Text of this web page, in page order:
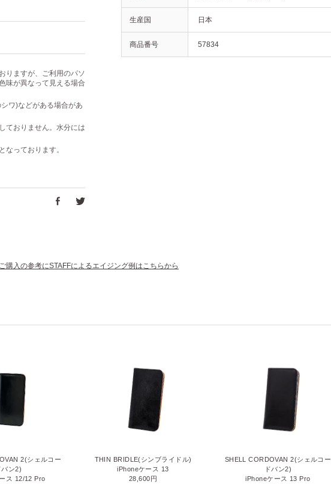
ますが、ご利用のパソ
味が異なって見える場合
ワ)などがある場合があ
おりません。水分には
っております。
生産国 日本
商品番号 57834
ご購入の参考にSTAFFによるエイジング例はこちらから
2(シェルコー
バン2)
ス 12/12 Pro
THIN BRIDLE(シンブライドル)
iPhoneケース 13
28,600円
SHELL CORDOVAN 2(シェルコー
ドバン2)
iPhoneケース 13 Pro